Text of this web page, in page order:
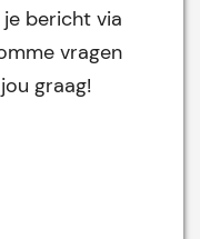
bericht via
vragen
graag!